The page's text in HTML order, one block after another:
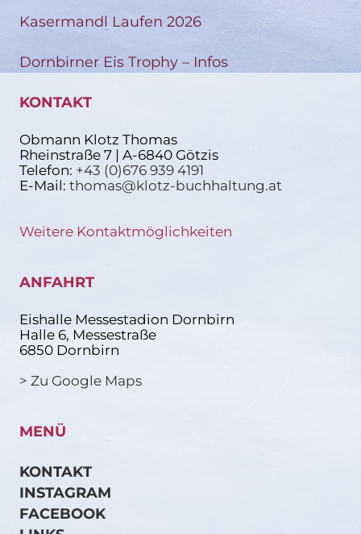
Kasermandl Laufen 2026
Dornbirner Eis Trophy – Infos
KONTAKT
Obmann Klotz Thomas
Rheinstraße 7 | A-6840 Götzis
Telefon: +43 (0)676 939 4191
E-Mail: thomas@klotz-buchhaltung.at
Weitere Kontaktmöglichkeiten
ANFAHRT
Eishalle Messestadion Dornbirn
Halle 6, Messestraße
6850 Dornbirn
> Zu Google Maps
MENÜ
KONTAKT
INSTAGRAM
FACEBOOK